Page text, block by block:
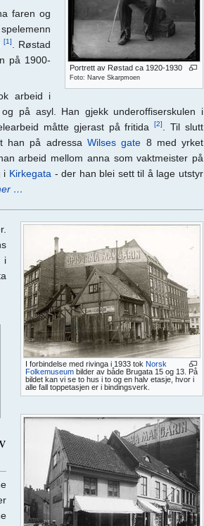
Portrett av Røstad ca 1920-1930
Foto: Narve Skarpmoen
faren og
[1]
. Røstad
på 1900-
arbeid i
på asyl. Han gjekk underoffiserskulen i
måtte gjerast på fritida[2]
. Til slutt
han på adressa Wilses gate 8 med yrket
arbeid mellom anna som vaktmeister på
i Kirkegata - der han blei sett til å lage utstyr
…
I forbindelse med rivinga i 1933 tok Norsk
Folkemuseum bilder av både Brugata 15 og 13. På
bildet kan vi se to hus i to og en halv etasje, hvor i
alle fall toppetasjen er i bindingsverk.
i